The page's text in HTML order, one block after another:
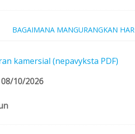
BAGAIMANA MANGURANGKAN
kamersial (nepavyksta PDF)
08/10/2026